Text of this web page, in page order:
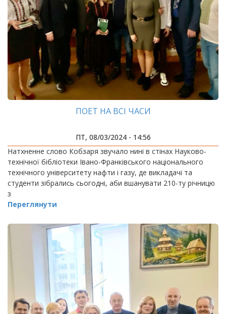
ПОЕТ НА ВСІ ЧАСИ
ПТ, 08/03/2024 - 14:56
Натхненне слово Кобзаря звучало нині в стінах Науково-
технічної бібліотеки Івано-Франківського національного
технічного університету нафти і газу, де викладачі та
студенти зібрались сьогодні, аби вшанувати 210-ту річницю
з
Переглянути